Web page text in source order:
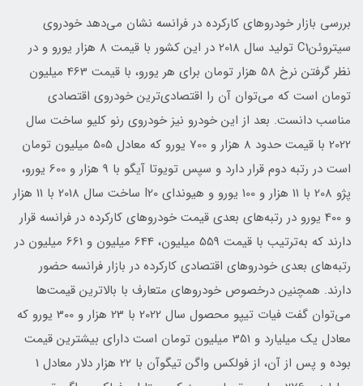
بررسی بازار خودروهای کارکرده در فرانسه نشان می‌دهد خودروی
سیتروئنC1 تولید سال 2018 در این کشور با قیمت 8 هزار یورو و در
نظر گرفتن نرخ 58 هزار تومان برای هر یورو، با قیمت 463 میلیون
تومان است که می‌توان آن را اقتصادی‌ترین خودروی اقتصادی
مناسب دانست. بعد از این خودرو نیز خودروی رنو کلیو ساخت سال
2022 با قیمت حدود 8 هزار و 700 یورو که معادل 505 میلیون تومان
است در رتبه دوم قرار دارد و سپس تویوتا آیگو با 9 هزار و 600 یورو،
پژو 208 با 11 هزار و 100 یورو و هیوندای I20 ساخت سال 2018 با 11 هزار
و 400 یورو در رتبه‌های بعدی قیمت خودروهای کارکرده در فرانسه قرار
دارند که به‌ترتیب با قیمت 559 میلیون، 644 میلیون و 661 میلیون در
رتبه‌های بعدی خودروهای اقتصادی کارکرده در بازار فرانسه حضور
دارند. همچنین درخصوص خودروهای متعارف با بالاترین قیمت‌ها
می‌توان گفت فیات تیپو محصول سال 2022 با 23 هزار و 300 یورو که
معادل یک میلیارد و 351 میلیون تومان است دارای بیشترین قیمت
بوده و پس از آن، از فولکس واگن تیگوآن با 22 هزار دلار معادل 1